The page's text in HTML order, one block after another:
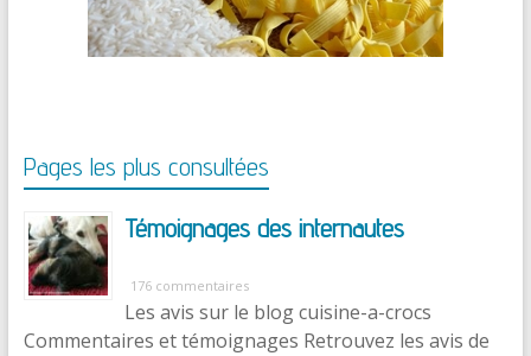
Pages les plus consultées
Témoignages des internautes
176 commentaires
Les avis sur le blog cuisine-a-crocs
Commentaires et témoignages Retrouvez les avis de